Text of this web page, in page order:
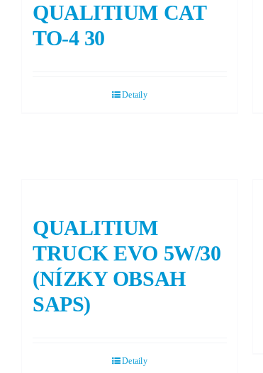
QUALITIUM CAT
TO-4 30
Detaily
QUALITIUM
TRUCK EVO 5W/30
(NÍZKY OBSAH
SAPS)
Detaily